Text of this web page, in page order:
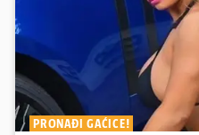
PRONAĐI GAĆICE!